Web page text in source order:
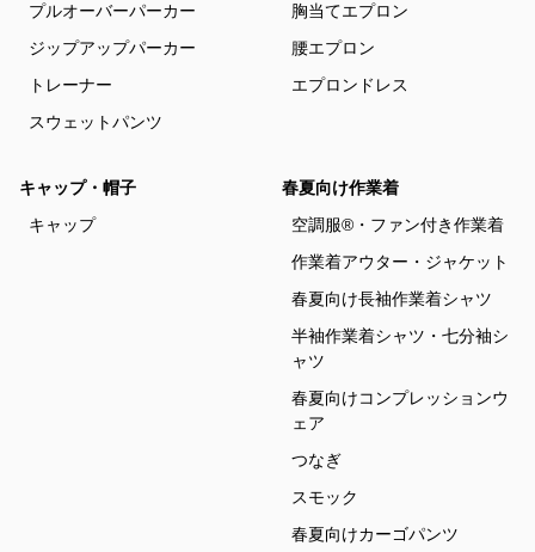
プルオーバーパーカー
ジップアップパーカー
トレーナー
スウェットパンツ
胸当てエプロン
腰エプロン
エプロンドレス
キャップ・帽子
キャップ
春夏向け作業着
空調服®・ファン付き作業着
作業着アウター・ジャケット
春夏向け長袖作業着シャツ
半袖作業着シャツ・七分袖シ
ャツ
春夏向けコンプレッションウ
ェア
つなぎ
スモック
春夏向けカーゴパンツ